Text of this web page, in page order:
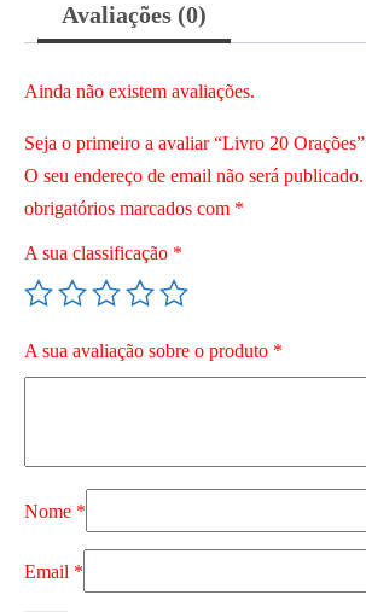
Avaliações (0)
Ainda não existem avaliações.
Seja o primeiro a avaliar “Livro 20 Orações”
O seu endereço de email não será publicado.
obrigatórios marcados com *
A sua classificação *
A sua avaliação sobre o produto *
Nome *
Email *